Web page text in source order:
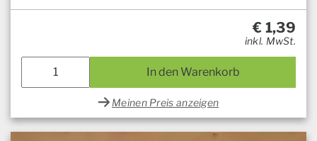
€ 1,39
inkl. MwSt.
In den Warenkorb
Meinen Preis anzeigen